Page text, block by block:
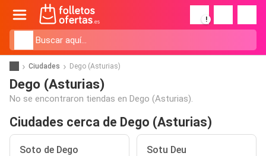
!
Ciudades Dego (Asturias)
Dego (Asturias)
No se encontraron tiendas en Dego (Asturias).
Ciudades cerca de Dego (Asturias)
Soto de Dego Sotu Deu